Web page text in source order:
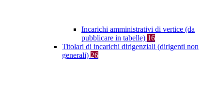
Incarichi amministrativi di vertice (da
pubblicare in tabelle) 16
Titolari di incarichi dirigenziali (dirigenti non
generali) 26